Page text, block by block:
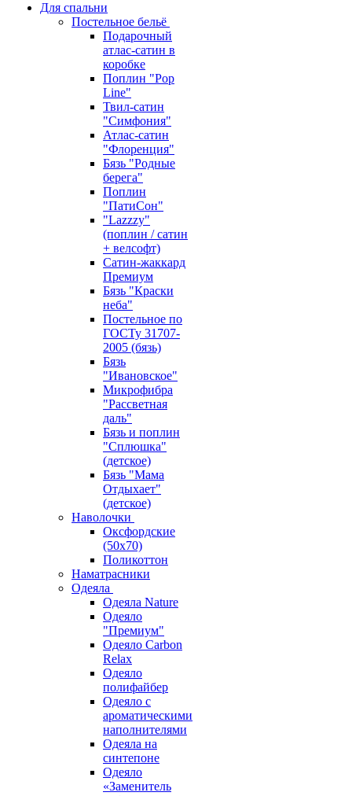
Для спальни
Постельное бельё
Подарочный
атлас-сатин в
коробке
Поплин "Pop
Line"
Твил-сатин
"Симфония"
Атлас-сатин
"Флоренция"
Бязь "Родные
берега"
Поплин
"ПатиСон"
"Lazzzy"
(поплин / сатин
+ велсофт)
Сатин-жаккард
Премиум
Бязь "Краски
неба"
Постельное по
ГОСТу 31707-
2005 (бязь)
Бязь
"Ивановское"
Микрофибра
"Рассветная
даль"
Бязь и поплин
"Сплюшка"
(детское)
Бязь "Мама
Отдыхает"
(детское)
Наволочки
Оксфордские
(50х70)
Поликоттон
Наматрасники
Одеяла
Одеяла Nature
Одеяло
"Премиум"
Одеяло Carbon
Relax
Одеяло
полифайбер
Одеяло с
ароматическими
наполнителями
Одеяла на
синтепоне
Одеяло
«Заменитель